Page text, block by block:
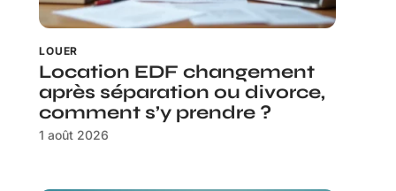
LOUER
Location EDF changement
après séparation ou divorce,
comment s’y prendre ?
1 août 2026